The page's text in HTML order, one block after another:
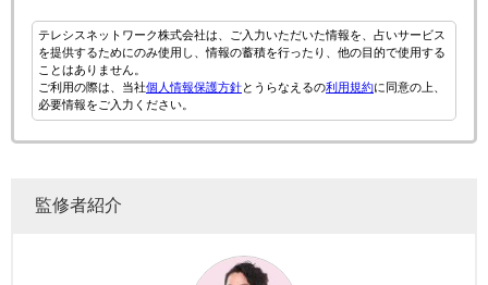
テレシスネットワーク株式会社は、ご入力いただいた情報を、占いサービス
を提供するためにのみ使用し、情報の蓄積を行ったり、他の目的で使用する
ことはありません。
ご利用の際は、当社個人情報保護方針とうらなえるの利用規約に同意の上、
必要情報をご入力ください。
監修者紹介